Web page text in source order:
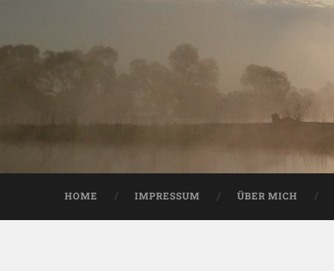
HOME IMPRESSUM ÜBER MICH